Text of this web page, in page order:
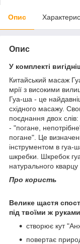
Опис
Опис
У комплекті
Китайський масаж
мрії з високими
Гуа-ша - це
східного масажу.
поєднання двох
- "погане,
погане". Це
інструментом в гуа-
шкребки. Шкребок
натурального
Про користь
Велике щастя
під твоїми ж
створює кут
повертає